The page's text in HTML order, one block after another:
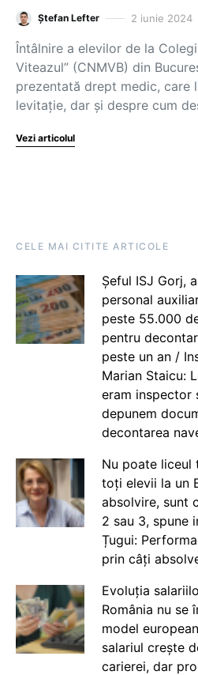
Ștefan Lefter 2 iunie 2024
Întâlnire a elevilor de la
Viteazul” (CNMVB) din
prezentată drept medic, care
levitație, dar și despre cum
Vezi articolul
CELE MAI CITITE ARTICOLE
Șeful ISJ Gorj,
personal
peste 55.000
pentru
peste un an /
Marian Staicu:
eram inspector
depunem
decontarea
Nu poate liceul
toți elevii la un
absolvire, sunt
2 sau 3, spune
Țugui:
prin câți
Evoluția
România nu se
model
salariul crește
carierei, dar